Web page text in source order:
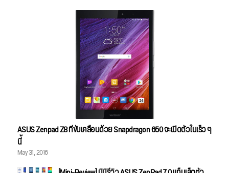
ASUS Zenpad Z8 ที่ขับเคลื่อนด้วย Snapdragon 650 จะเปิดตัวในเร็ว ๆ
นี้
May 31, 2016